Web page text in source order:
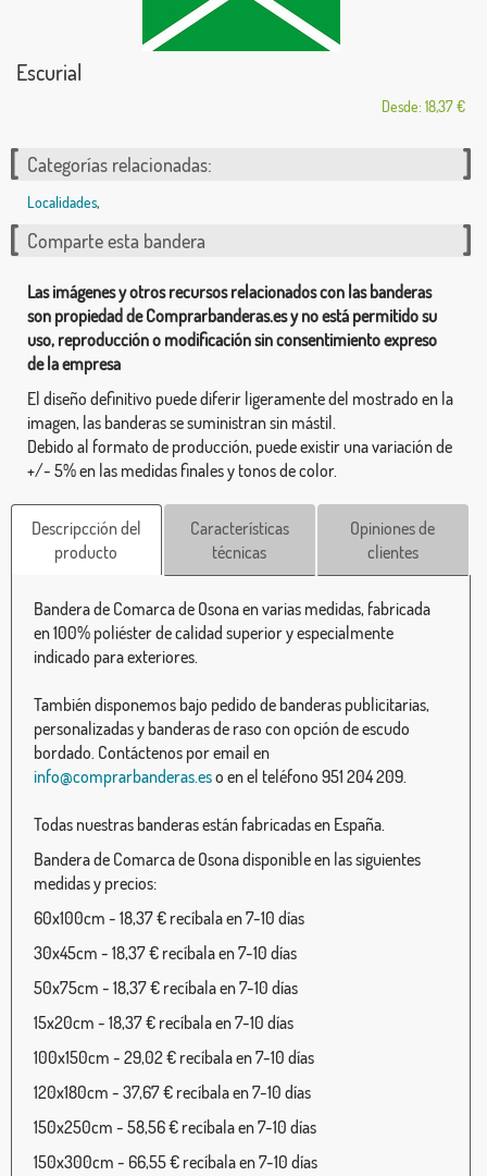
Escurial
Desde: 18,37 €
Categorías relacionadas:
Localidades,
Comparte esta bandera
Las imágenes y otros recursos relacionados con las banderas
son propiedad de Comprarbanderas.es y no está permitido su
uso, reproducción o modificación sin consentimiento expreso
de la empresa
El diseño definitivo puede diferir ligeramente del mostrado en la
imagen, las banderas se suministran sin mástil.
Debido al formato de producción, puede existir una variación de
+/- 5% en las medidas finales y tonos de color.
Descripcción del
producto
Características
técnicas
Opiniones de
clientes
Bandera de Comarca de Osona en varias medidas, fabricada
en 100% poliéster de calidad superior y especialmente
indicado para exteriores.
También disponemos bajo pedido de banderas publicitarias,
personalizadas y banderas de raso con opción de escudo
bordado. Contáctenos por email en
info@comprarbanderas.eso en el teléfono 951 204 209.
Todas nuestras banderas están fabricadas en España.
Bandera de Comarca de Osona disponible en las siguientes
medidas y precios:
60x100cm - 18,37 € recíbala en 7-10 días
30x45cm - 18,37 € recíbala en 7-10 días
50x75cm - 18,37 € recíbala en 7-10 días
15x20cm - 18,37 € recíbala en 7-10 días
100x150cm - 29,02 € recíbala en 7-10 días
120x180cm - 37,67 € recíbala en 7-10 días
150x250cm - 58,56 € recíbala en 7-10 días
150x300cm - 66,55 € recíbala en 7-10 días